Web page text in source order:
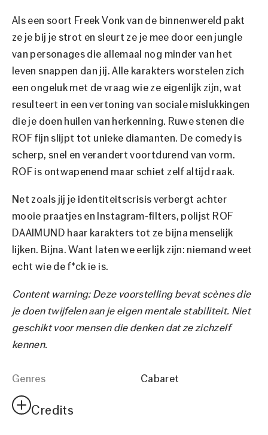
Als een soort Freek Vonk van de binnenwereld pakt
ze je bij je strot en sleurt ze je mee door een jungle
van personages die allemaal nog minder van het
leven snappen dan jij. Alle karakters worstelen zich
een ongeluk met de vraag wie ze eigenlijk zijn, wat
resulteert in een vertoning van sociale mislukkingen
die je doen huilen van herkenning. Ruwe stenen die
ROF fijn slijpt tot unieke diamanten. De comedy is
scherp, snel en verandert voortdurend van vorm.
ROF is ontwapenend maar schiet zelf altijd raak.
Net zoals jij je identiteitscrisis verbergt achter
mooie praatjes en Instagram-filters, polijst ROF
DAAIMUND haar karakters tot ze bijna menselijk
lijken. Bijna. Want laten we eerlijk zijn: niemand weet
echt wie de f*ck ie is.
Content warning: Deze voorstelling bevat scènes die
je doen twijfelen aan je eigen mentale stabiliteit. Niet
geschikt voor mensen die denken dat ze zichzelf
kennen.
Genres Cabaret
Credits